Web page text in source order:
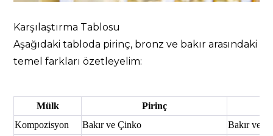
Karşılaştırma Tablosu
Aşağıdaki tabloda pirinç, bronz ve bakır arasındaki
temel farkları özetleyelim:
Mülk
Pirinç
Kompozisyon
Bakır ve Çinko
Bakır ve